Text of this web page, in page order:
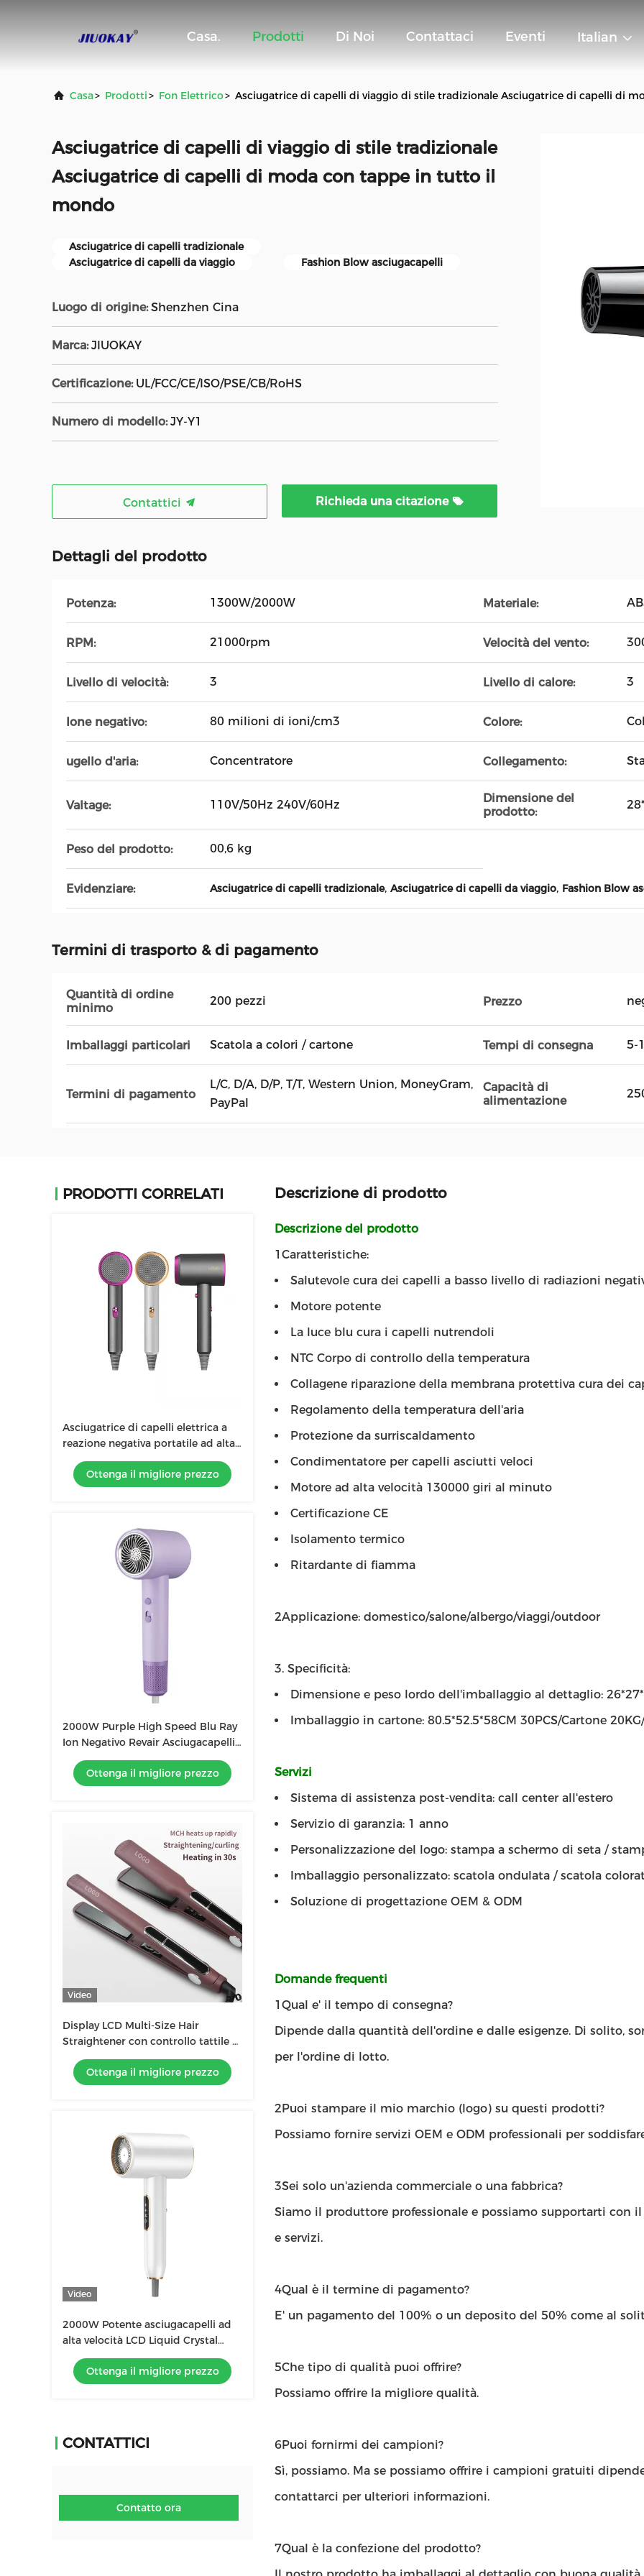
Casa. Prodotti Di Noi Contattaci Eventi Italian
Casa> Prodotti> Fon Elettrico> Asciugatrice di capelli di viaggio di stile tradizionale Asciugatrice di capelli di
Asciugatrice di capelli di viaggio di stile tradizionale
Asciugatrice di capelli di moda con tappe in tutto il
mondo
Asciugatrice di capelli tradizionale
Asciugatrice di capelli da viaggio
Fashion Blow asciugacapelli
Luogo di origine: Shenzhen Cina
Marca: JIUOKAY
Certificazione: UL/FCC/CE/ISO/PSE/CB/RoHS
Numero di modello: JY-Y1
Contattici Richieda una citazione
Dettagli del prodotto
Potenza: 1300W/2000W Materiale:
RPM: 21000rpm Velocità del vento:
Livello di velocità: 3 Livello di calore: 3
Ione negativo: 80 milioni di ioni/cm3 Colore:
ugello d'aria: Concentratore Collegamento:
Valtage: 110V/50Hz 240V/60Hz
Dimensione del
prodotto:
Peso del prodotto: 00,6 kg
Evidenziare: Asciugatrice di capelli tradizionale, Asciugatrice di capelli da viaggio, Fashion Blow
Termini di trasporto & di pagamento
Quantità di ordine
minimo
200 pezzi Prezzo
Imballaggi particolari Scatola a colori / cartone Tempi di consegna 5-
Termini di pagamento
L/C, D/A, D/P, T/T, Western Union, MoneyGram,
PayPal
Capacità di
alimentazione
PRODOTTI CORRELATI
Asciugatrice di capelli elettrica a
reazione negativa portatile ad alta
velocità da 1500W per la casa
senza fili professionale
Ottenga il migliore prezzo
2000W Purple High Speed Blu Ray
Ion Negativo Revair Asciugacapelli
Temperatura regolabile per uso
domestico
Ottenga il migliore prezzo
Video
Display LCD Multi-Size Hair
Straightener con controllo tattile e
tecnologia di riscaldamento MCH
Ottenga il migliore prezzo
Video
2000W Potente asciugacapelli ad
alta velocità LCD Liquid Crystal
Display Ion Negativo Asciugacapelli
SaloneOttenga il migliore prezzo
CONTATTICI
Contatto ora
Descrizione di prodotto
Descrizione del prodotto
1Caratteristiche:
Salutevole cura dei capelli a basso livello di radiazioni
Motore potente
La luce blu cura i capelli nutrendoli
NTC Corpo di controllo della temperatura
Collagene riparazione della membrana protettiva cura dei
Regolamento della temperatura dell'aria
Protezione da surriscaldamento
Condimentatore per capelli asciutti veloci
Motore ad alta velocità 130000 giri al minuto
Certificazione CE
Isolamento termico
Ritardante di fiamma
2Applicazione: domestico/salone/albergo/viaggi/outdoor
3. Specificità:
Dimensione e peso lordo dell'imballaggio al dettaglio:
Imballaggio in cartone: 80.5*52.5*58CM 30PCS/Cartone
Servizi
Sistema di assistenza post-vendita: call center all'estero
Servizio di garanzia: 1 anno
Personalizzazione del logo: stampa a schermo di seta /
Imballaggio personalizzato: scatola ondulata / scatola
Soluzione di progettazione OEM & ODM
Domande frequenti
1Qual e' il tempo di consegna?
Dipende dalla quantità dell'ordine e dalle esigenze. Di solito,
per l'ordine di lotto.
2Puoi stampare il mio marchio (logo) su questi prodotti?
Possiamo fornire servizi OEM e ODM professionali per
3Sei solo un'azienda commerciale o una fabbrica?
Siamo il produttore professionale e possiamo supportarti con
e servizi.
4Qual è il termine di pagamento?
E' un pagamento del 100% o un deposito del 50% come al
5Che tipo di qualità puoi offrire?
Possiamo offrire la migliore qualità.
6Puoi fornirmi dei campioni?
Sì, possiamo. Ma se possiamo offrire i campioni gratuiti
contattarci per ulteriori informazioni.
7Qual è la confezione del prodotto?